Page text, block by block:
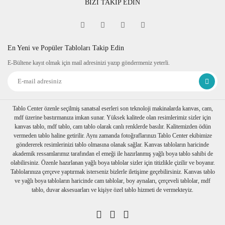
Sipariş verdiğiniz kanvas tablo baskıya girmeden önce
itibaren resmin devamı verilir.
ettiğinden daha dekoratif durur. Askı aparatı monte edilmiş bir
takılarak baloncuklu ambalaja sarılıp, kartonlanır. Nakliye
sırasında hasar görmesi engellenir.
Birden fazla tablo alımı yapılırsa her biri ayrı ayrı
paketlenerek müşterilerimize ulaştırılır.
BİZİ TAKİP EDİN
En Yeni ve Popüler Tabloları Takip Edin
E-Bültene kayıt olmak için mail adresinizi yazıp göndermeniz yeterli.
Tablo Center özenle seçilmiş sanatsal eserleri son teknoloji makinalarda kanvas, cam,
mdf üzerine bastırmanıza imkan sunar. Yüksek kalitede olan resimlerimiz sizler için
kanvas tablo, mdf tablo, cam tablo olarak canlı renklerde basılır. Kalitemizden ödün
vermeden tablo haline getirilir. Aynı zamanda fotoğraflarınızı Tablo Center ekibimize
göndererek resimlerinizi tablo olmasına olanak sağlar. Kanvas tabloların haricinde
akademik ressamlarımız tarafından el emeği ile hazırlanmış yağlı boya tablo sahibi de
olabilirsiniz. Özenle hazırlanan yağlı boya tablolar sizler için titizlikle çizilir ve boyanır.
Tablolarınıza çerçeve yaptırmak isterseniz bizlerle iletişime geçebilirsiniz. Kanvas tablo
ve yağlı boya tabloların haricinde cam tablolar, boy aynaları, çerçeveli tablolar, mdf
tablo, duvar aksesuarları ve kişiye özel tablo hizmeti de vermekteyiz.